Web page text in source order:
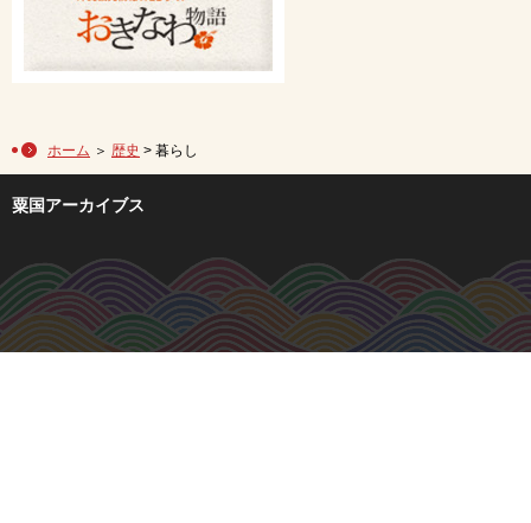
ホーム ＞ 歴史 > 暮らし
粟国アーカイブス